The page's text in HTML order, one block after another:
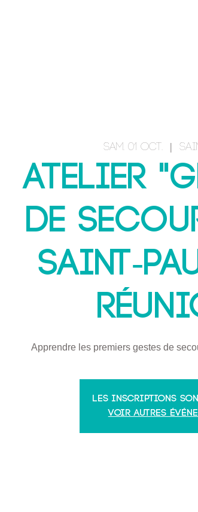
sam. 01 oct.
  |
Atelier
de
Saint-
Apprendre les premiers gestes de
Les inscriptions
Voir autres